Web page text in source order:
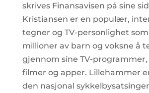
skrives Finansavisen på sine
Kristiansen er en populær,
tegner og TV-personlighet
millioner av barn og voksne å
gjennom sine TV-programmer,
filmer og apper. Lillehammer
den nasjonal